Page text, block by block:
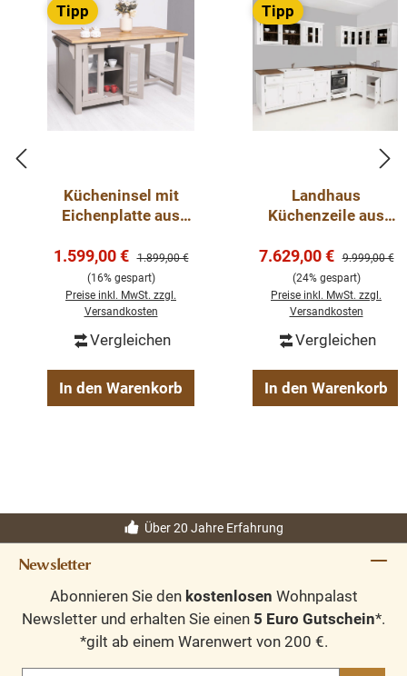
Massivholz Möbel
Korpus 100% Kiefernholz
Landhausstil
Fertig montiert - 1-Teil
Oberflächen und Farben sind frei wählbar. 36 Farben
und 8 Oberflächen (lackiert/gewachst/natur usw.) -
Andere Abmessungen und Sonderanfertigungen sind
Tipp
Kücheninsel mit
Eichenplatte aus
hochwertige
Küchenschränke
Verkaufspreis:
1.599,00 € Regulärer Preis:
1.899,00 €
(16% gespart)
Preise inkl. MwSt. zzgl.
Versandkosten
Vergleichen
In den Warenkorb
Tipp
Landhaus
Küchenzeile aus
345x162 cm –
Küche im
Landhausstil aus
Kiefer & Eiche
Verkaufspreis:
7.629,00 € Regulärer
9.999,00 €
(24% gespart)
Preise inkl. MwSt. zzgl.
Versandkosten
Vergleichen
In den Warenkorb
Über 20 Jahre Erfahrung
Newsletter
Abonnieren Sie den kostenlosen Wohnpalast
Newsletter und erhalten Sie einen 5 Euro Gutschein*.
*gilt ab einem Warenwert von 200 €.